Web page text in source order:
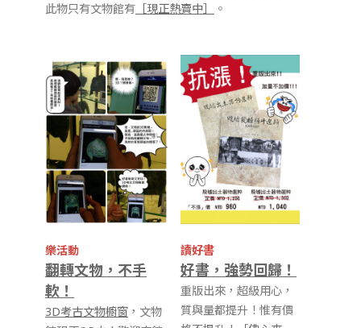
此物只有文物館有［現正熱賣中］ 。
樂活動
翻轉文物，不手
軟！
3D考古文物櫥窗，文物
讀好書
好書，強勢回歸！
重版出來，超級用心，
質與量都提升！惟有價